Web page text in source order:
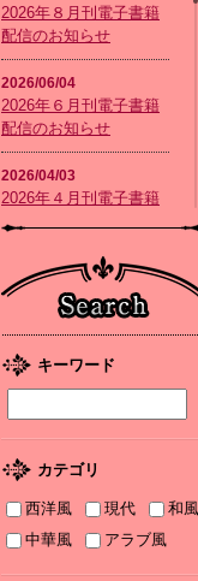
2026年８月刊電子書籍
配信のお知らせ
2026/06/04
2026年６月刊電子書籍
配信のお知らせ
2026/04/03
2026年４月刊電子書籍
配信のお知らせ
2026/02/05
2026年２月刊電子書籍
配信のお知らせ
2026/01/08
2025年12月刊電子書籍
配信のお知らせ
2025/12/04
キーワード
カテゴリ
西洋風 現代
和風
中華風
アラブ風